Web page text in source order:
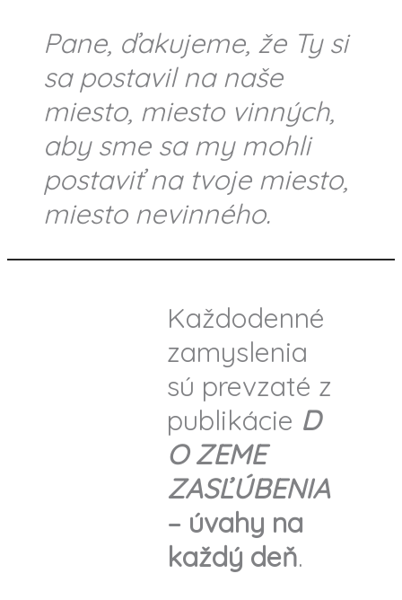
Pane, ďakujeme, že Ty si
sa postavil na naše
miesto, miesto vinných,
aby sme sa my mohli
postaviť na tvoje miesto,
miesto nevinného.
Každodenné
zamyslenia
sú prevzaté z
publikácie D
O ZEME
ZASĽÚBENIA
– úvahy na
každý deň.